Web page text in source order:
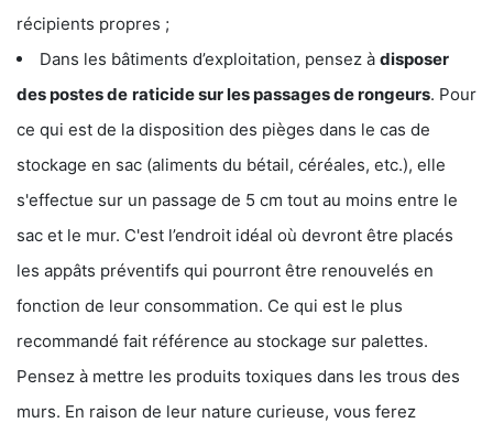
récipients propres ;
Dans les bâtiments d’exploitation, pensez à disposer
des postes de raticide sur les passages de rongeurs. Pour
ce qui est de la disposition des pièges dans le cas de
stockage en sac (aliments du bétail, céréales, etc.), elle
s'effectue sur un passage de 5 cm tout au moins entre le
sac et le mur. C'est l’endroit idéal où devront être placés
les appâts préventifs qui pourront être renouvelés en
fonction de leur consommation. Ce qui est le plus
recommandé fait référence au stockage sur palettes.
Pensez à mettre les produits toxiques dans les trous des
murs. En raison de leur nature curieuse, vous ferez